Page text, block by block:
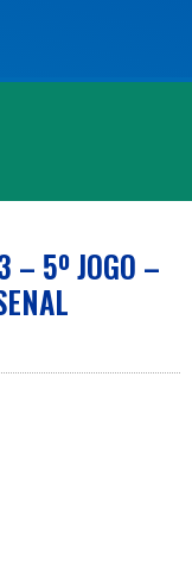
– 5º JOGO –